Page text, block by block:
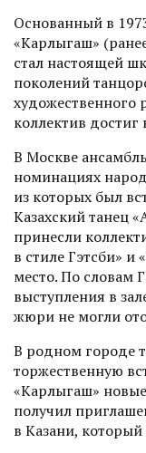
Основанный в
«Карлыгаш»
стал настоящей
поколений
художественного
коллектив
В Москве
номинациях
из которых был
Казахский танец
принесли
в стиле Гэтсби» и
место. По словам
выступления в
жюри не могли
В родном городе
торжественную
«Карлыгаш»
получил
в Казани,